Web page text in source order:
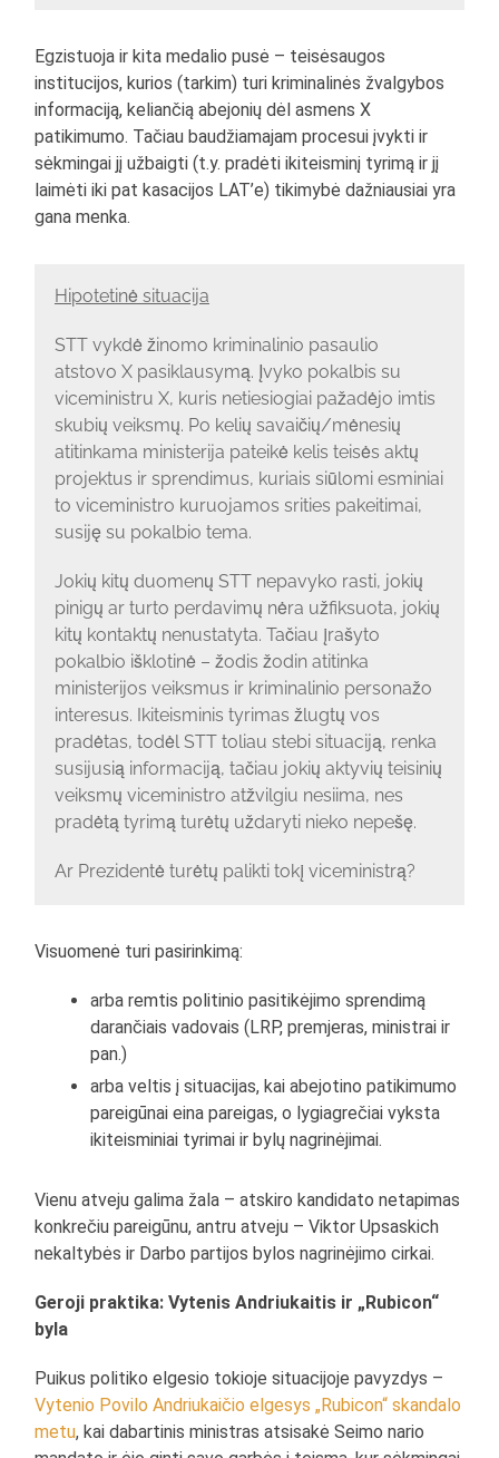
Egzistuoja ir kita medalio pusė – teisėsaugos
institucijos, kurios (tarkim) turi kriminalinės žvalgybos
informaciją, keliančią abejonių dėl asmens X
patikimumo. Tačiau baudžiamajam procesui įvykti ir
sėkmingai jį užbaigti (t.y. pradėti ikiteisminį tyrimą ir jį
laimėti iki pat kasacijos LAT’e) tikimybė dažniausiai yra
gana menka.
Hipotetinė situacija
STT vykdė žinomo kriminalinio pasaulio
atstovo X pasiklausymą. Įvyko pokalbis su
viceministru X, kuris netiesiogiai pažadėjo imtis
skubių veiksmų. Po kelių savaičių/mėnesių
atitinkama ministerija pateikė kelis teisės aktų
projektus ir sprendimus, kuriais siūlomi esminiai
to viceministro kuruojamos srities pakeitimai,
susiję su pokalbio tema.
Jokių kitų duomenų STT nepavyko rasti, jokių
pinigų ar turto perdavimų nėra užfiksuota, jokių
kitų kontaktų nenustatyta. Tačiau įrašyto
pokalbio išklotinė – žodis žodin atitinka
ministerijos veiksmus ir kriminalinio personažo
interesus. Ikiteisminis tyrimas žlugtų vos
pradėtas, todėl STT toliau stebi situaciją, renka
susijusią informaciją, tačiau jokių aktyvių teisinių
veiksmų viceministro atžvilgiu nesiima, nes
pradėtą tyrimą turėtų uždaryti nieko nepešę.
Ar Prezidentė turėtų palikti tokį viceministrą?
Visuomenė turi pasirinkimą:
arba remtis politinio pasitikėjimo sprendimą
darančiais vadovais (LRP, premjeras, ministrai ir
pan.)
arba veltis į situacijas, kai abejotino patikimumo
pareigūnai eina pareigas, o lygiagrečiai vyksta
ikiteisminiai tyrimai ir bylų nagrinėjimai.
Vienu atveju galima žala – atskiro kandidato netapimas
konkrečiu pareigūnu, antru atveju – Viktor Upsaskich
nekaltybės ir Darbo partijos bylos nagrinėjimo cirkai.
Geroji praktika: Vytenis Andriukaitis ir „Rubicon“
byla
Puikus politiko elgesio tokioje situacijoje pavyzdys –
Vytenio Povilo Andriukaičio elgesys „Rubicon“ skandalo
metu, kai dabartinis ministras atsisakė Seimo nario